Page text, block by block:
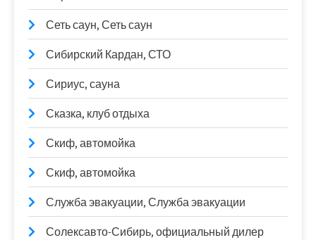
Сеть саун, Сеть саун
Сибирский Кардан, СТО
Сириус, сауна
Сказка, клуб отдыха
Скиф, автомойка
Скиф, автомойка
Служба эвакуации, Служба эвакуации
Солексавто-Сибирь, официальный дилер